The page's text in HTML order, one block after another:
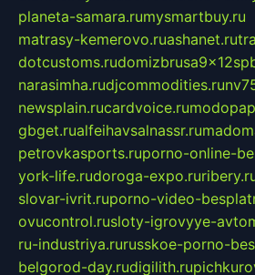
planeta-samara.rumysmartbuy.ru
matrasy-kemerovo.ruashanet.ru
dotcustoms.ru
narasimha.rudjcommodities.ru
newsplain.rucardvoice.ru
gbget.rualfeihavsalnassr.ru
petrovkasports.ruporno-online-
york-life.rudoroga-expo.ru
slovar-ivrit.ruporno-video-
ovucontrol.rusloty-igrovyye-
ru-industriya.rurusskoe-porno-
belgorod-day.rudigilith.ru